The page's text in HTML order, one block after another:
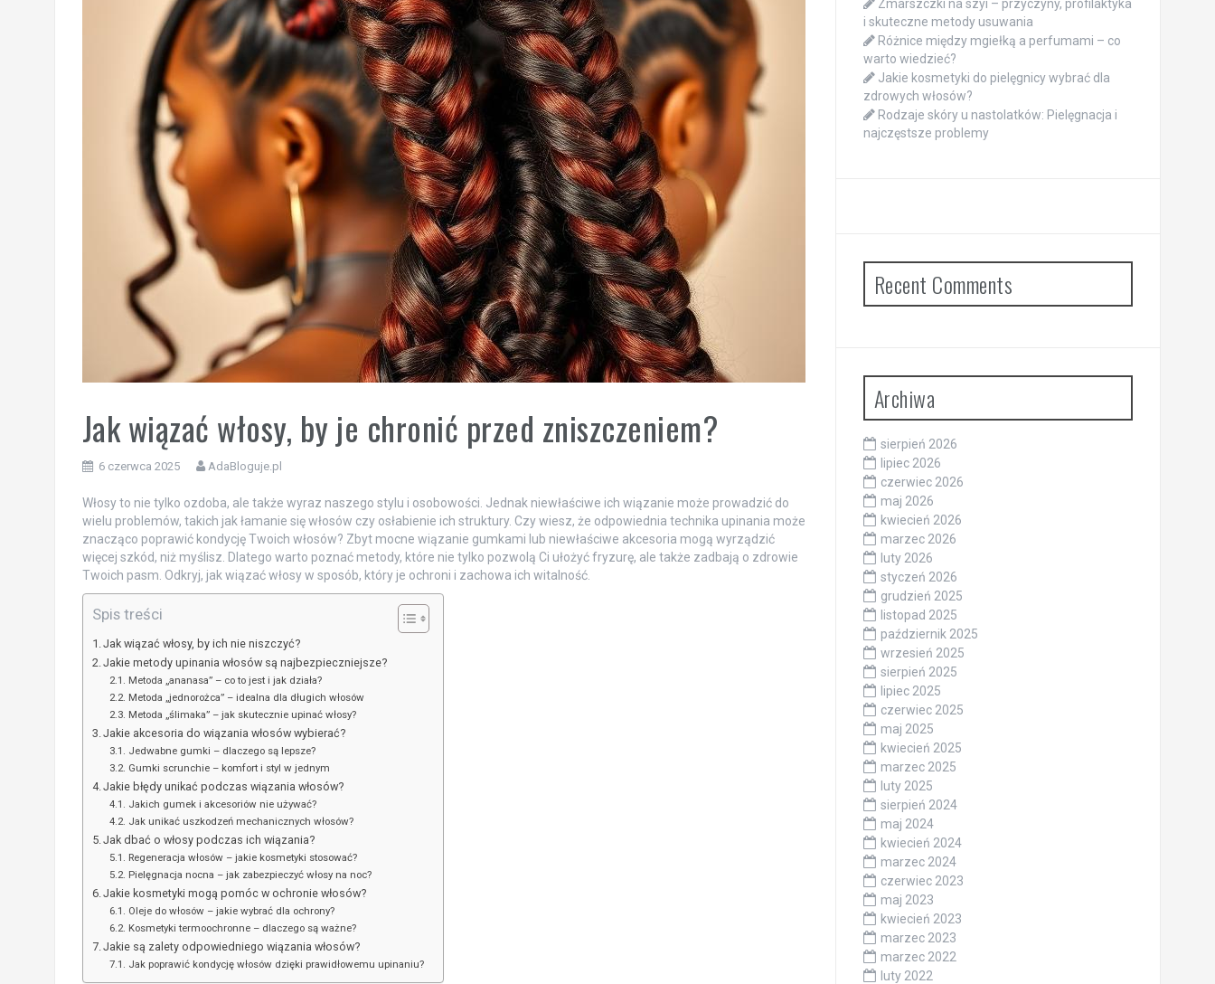
Jak wiązać włosy, by je chronić przed zniszczeniem?
6 czerwca 2025 AdaBloguje.pl
Włosy to nie tylko ozdoba, ale także wyraz naszego stylu i osobowości. Jednak niewłaściwe ich wiązanie może prowadzić do
wielu problemów, takich jak łamanie się włosów czy osłabienie ich struktury. Czy wiesz, że odpowiednia technika upinania może
znacząco poprawić kondycję Twoich włosów? Zbyt mocne wiązanie gumkami lub niewłaściwe akcesoria mogą wyrządzić
więcej szkód, niż myślisz. Dlatego warto poznać metody, które nie tylko pozwolą Ci ułożyć fryzurę, ale także zadbają o zdrowie
Twoich pasm. Odkryj, jak wiązać włosy w sposób, który je ochroni i zachowa ich witalność.
Spis treści
Jak wiązać włosy, by ich nie niszczyć?
Jakie metody upinania włosów są najbezpieczniejsze?
Metoda „ananasa” – co to jest i jak działa?
Metoda „jednorożca” – idealna dla długich włosów
Metoda „ślimaka” – jak skutecznie upinać włosy?
Jakie akcesoria do wiązania włosów wybierać?
Jedwabne gumki – dlaczego są lepsze?
Gumki scrunchie – komfort i styl w jednym
Jakie błędy unikać podczas wiązania włosów?
Jakich gumek i akcesoriów nie używać?
Jak unikać uszkodzeń mechanicznych włosów?
Jak dbać o włosy podczas ich wiązania?
Regeneracja włosów – jakie kosmetyki stosować?
Pielęgnacja nocna – jak zabezpieczyć włosy na noc?
Jakie kosmetyki mogą pomóc w ochronie włosów?
Oleje do włosów – jakie wybrać dla ochrony?
Kosmetyki termoochronne – dlaczego są ważne?
Jakie są zalety odpowiedniego wiązania włosów?
Jak poprawić kondycję włosów dzięki prawidłowemu upinaniu?
Zmarszczki na szyi – przyczyny, profilaktyka
i skuteczne metody usuwania
Różnice między mgiełką a perfumami – co
warto wiedzieć?
Jakie kosmetyki do pielęgnicy wybrać dla
zdrowych włosów?
Rodzaje skóry u nastolatków: Pielęgnacja i
najczęstsze problemy
Recent Comments
Archiwa
sierpień 2026
lipiec 2026
czerwiec 2026
maj 2026
kwiecień 2026
marzec 2026
luty 2026
styczeń 2026
grudzień 2025
listopad 2025
październik 2025
wrzesień 2025
sierpień 2025
lipiec 2025
czerwiec 2025
maj 2025
kwiecień 2025
marzec 2025
luty 2025
sierpień 2024
maj 2024
kwiecień 2024
marzec 2024
czerwiec 2023
maj 2023
kwiecień 2023
marzec 2023
marzec 2022
luty 2022